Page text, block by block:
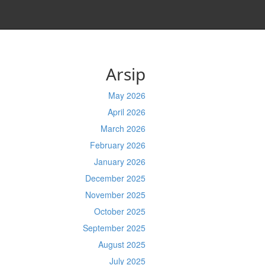
Arsip
May 2026
April 2026
March 2026
February 2026
January 2026
December 2025
November 2025
October 2025
September 2025
August 2025
July 2025